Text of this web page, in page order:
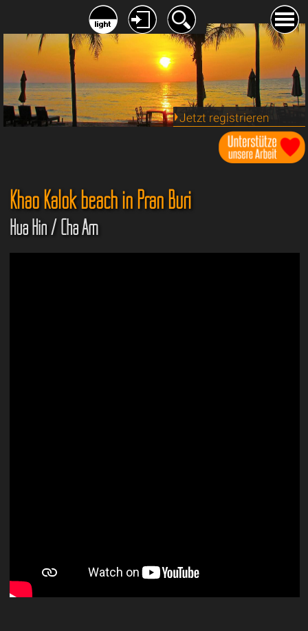
Jetzt registrieren
Khao Kalok beach in Pran Buri
Hua Hin / Cha Am